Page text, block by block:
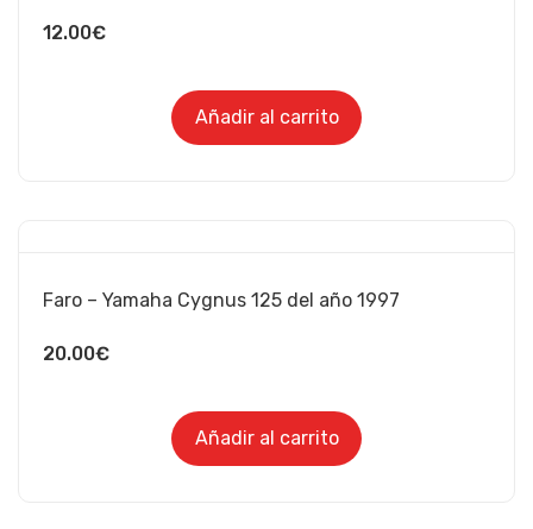
12.00€
Añadir al carrito
Faro – Yamaha Cygnus 125 del año 1997
20.00€
Añadir al carrito